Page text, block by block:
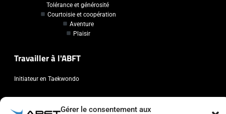
Gérer le consentement aux
Tolérance et générosité
Courtoisie et coopération
Aventure
Plaisir
Travailler à l'ABFT
Initiateur en Taekwondo